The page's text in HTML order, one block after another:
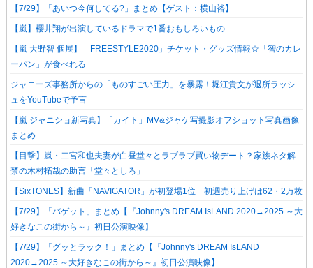
【7/29】「あいつ今何してる?」まとめ【ゲスト：横山裕】
【嵐】櫻井翔が出演しているドラマで1番おもしろいもの
【嵐 大野智 個展】「FREESTYLE2020」チケット・グッズ情報☆「智のカレ
ーパン」が食べれる
ジャニーズ事務所からの「ものすごい圧力」を暴露！堀江貴文が退所ラッシ
ュをYouTubeで予言
【嵐 ジャニショ新写真】「カイト」MV&ジャケ写撮影オフショット写真画像
まとめ
【目撃】嵐・二宮和也夫妻が白昼堂々とラブラブ買い物デート？家族ネタ解
禁の木村拓哉の助言「堂々としろ」
【SixTONES】新曲「NAVIGATOR」が初登場1位 初週売り上げは62・2万枚
【7/29】「バゲット」まとめ【『Johnny's DREAM IsLAND 2020→2025 ～大
好きなこの街から～』初日公演映像】
【7/29】「グッとラック！」まとめ【『Johnny's DREAM IsLAND
2020→2025 ～大好きなこの街から～』初日公演映像】